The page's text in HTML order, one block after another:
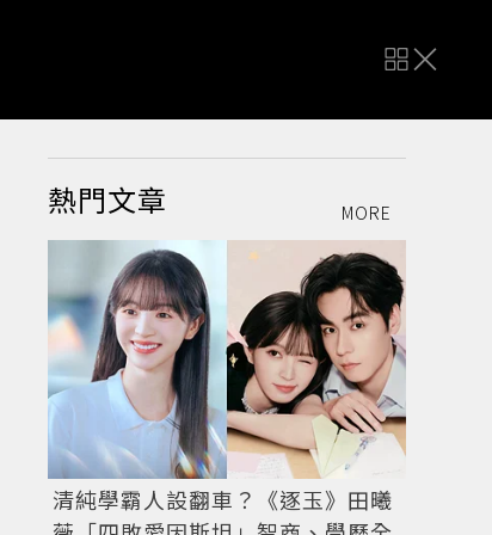
熱門文章 MORE
清純學霸人設翻車？《逐玉》田曦